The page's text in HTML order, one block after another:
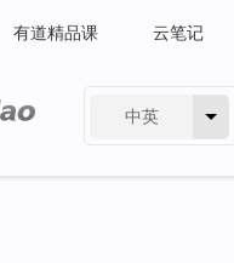
有道精品课 云笔记
中英